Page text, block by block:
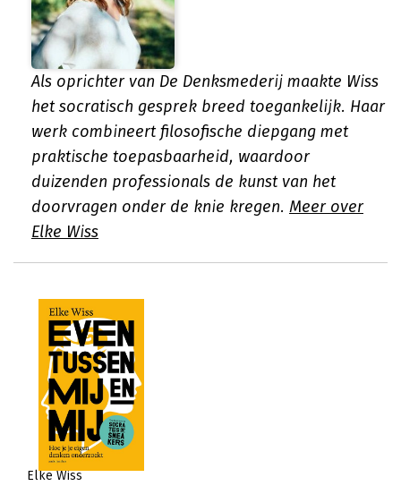
Als oprichter van De Denksmederij maakte Wiss
het socratisch gesprek breed toegankelijk. Haar
werk combineert filosofische diepgang met
praktische toepasbaarheid, waardoor
duizenden professionals de kunst van het
doorvragen onder de knie kregen. Meer over
Elke Wiss
Elke Wiss